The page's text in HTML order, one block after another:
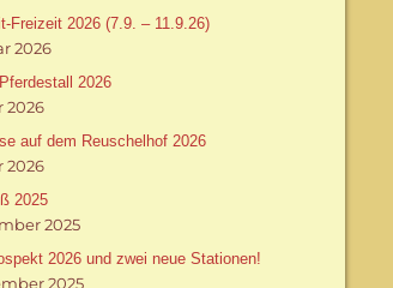
Freizeit 2026 (7.9. – 11.9.26)
2026
2026
2026
auf dem Reuschelhof 2026
2026
2025
2025
2026 und zwei neue Stationen!
2025